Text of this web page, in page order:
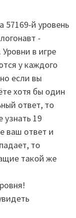
57169-й уровень
-
в игре
у каждого
если вы
хотя бы один
ответ, то
узнать 19
ваш ответ и
то
такой же